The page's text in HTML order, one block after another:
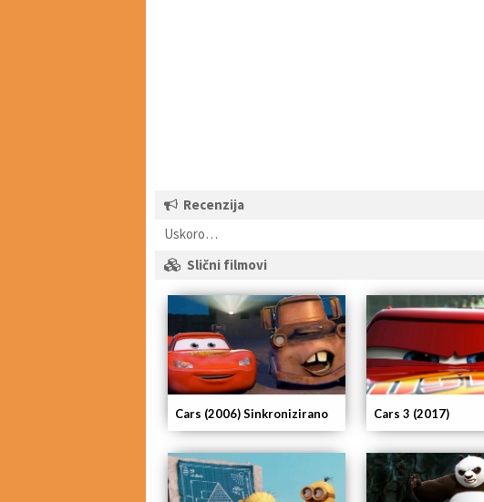
Recenzija
Uskoro…
Slični filmovi
Cars 3 (2017)
Cars (2006) Sinkronizirano